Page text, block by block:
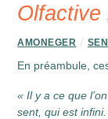
Olfactive
AMONEGER /
En préambule,
« Il y a ce que
sent, qui est